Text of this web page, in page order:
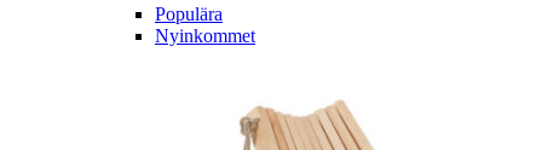
Populära
Nyinkommet